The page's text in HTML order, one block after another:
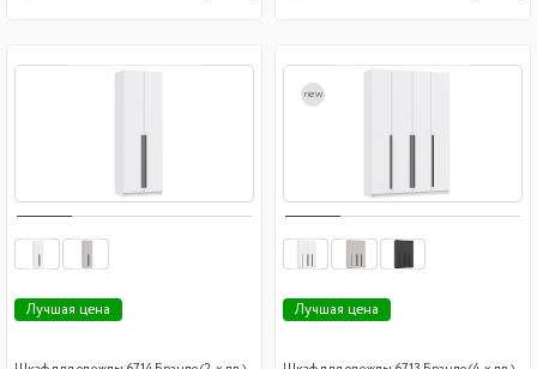
Лучшая цена
new
Лучшая цена